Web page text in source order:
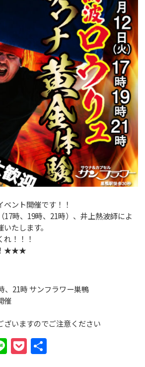
セス
宿泊予約
ニュース＆ブログ
CLOSE
ント開催です！！
17時、19時、21時）、井上熱波師によ
たします。
！！！
！★★★
、21時 サンフラワー巣鴨
催
いますのでご注意ください
LinePocket